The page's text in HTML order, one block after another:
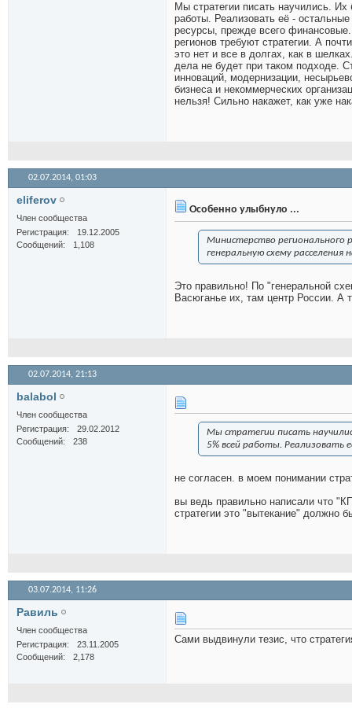
Мы стратегии писать научились.
работы. Реализовать её -
ресурсы, прежде всего
регионов требуют стратегии. А
это нет и все в долгах, как в
дела не будет при таком подходе.
инноваций, модернизации,
бизнеса и некоммерческих
нельзя! Сильно накажет, как уже
02.07.2014, 01:03
eliferov
Член сообщества
Регистрация
19.12.2005
Сообщений
1,108
Особенно улыбнуло ...
Министерство регионального
генеральную схему
Это правильно! По "генеральной
Васюганье их, там центр России.
02.07.2014, 21:13
balabol
Член сообщества
Регистрация
29.02.2012
Сообщений
238
Мы стратегии писать
5% всей работы. Реализовать
не согласен. в моем понимании
вы ведь правильно написали что
стратегии это "вытекание" должно
03.07.2014, 11:26
Равиль
Член сообщества
Регистрация
23.11.2005
Сообщений
2,178
Сами выдвинули тезис, что